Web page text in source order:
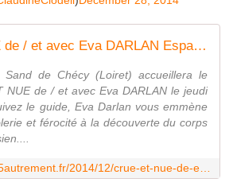
- CRUE ET NUE de / et avec Eva DARLAN Espace George Sand de Chécy 15 janvier 2015 - VIVRE AUTREMENT VOS LOISIRS avec Clodelle
Sand de Chécy (Loiret) accueillera le
NUE de / et avec Eva DARLAN le jeudi
le guide, Eva Darlan vous emmène
et férocité à la découverte du corps